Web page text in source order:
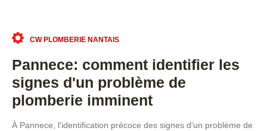
CW PLOMBERIE NANTAIS
Pannece: comment identifier les
signes d'un problème de
plomberie imminent
À Pannece, l'identification précoce des signes d'un problème de